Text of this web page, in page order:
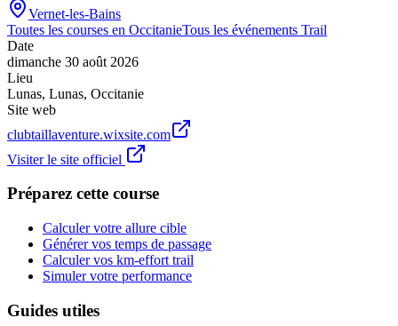
Vernet-les-Bains
Toutes les courses en OccitanieTous les événements Trail
Date
dimanche 30 août 2026
Lieu
Lunas, Lunas, Occitanie
Site web
clubtaillaventure.wixsite.com
Visiter le site officiel
Préparez cette course
Calculer votre allure cible
Générer vos temps de passage
Calculer vos km-effort trail
Simuler votre performance
Guides utiles